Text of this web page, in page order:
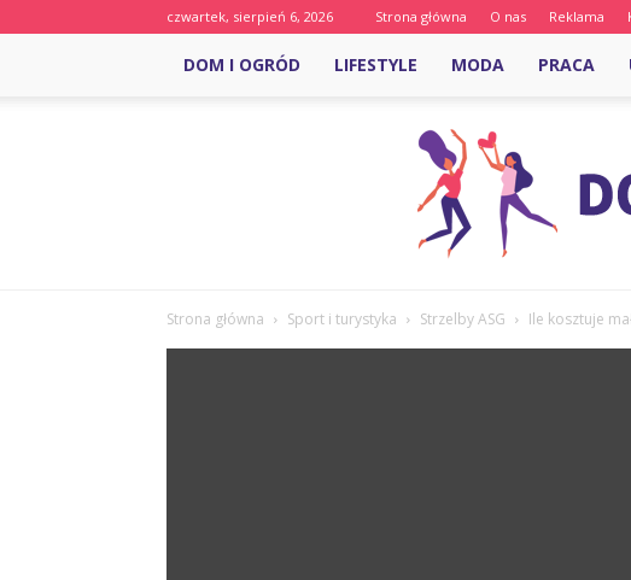
czwartek, sierpień 6, 2026 Strona główna O nas Reklama
DOM I OGRÓD LIFESTYLE MODA PRACA
Strona główna Sport i turystyka Strzelby ASG Ile kosztuje